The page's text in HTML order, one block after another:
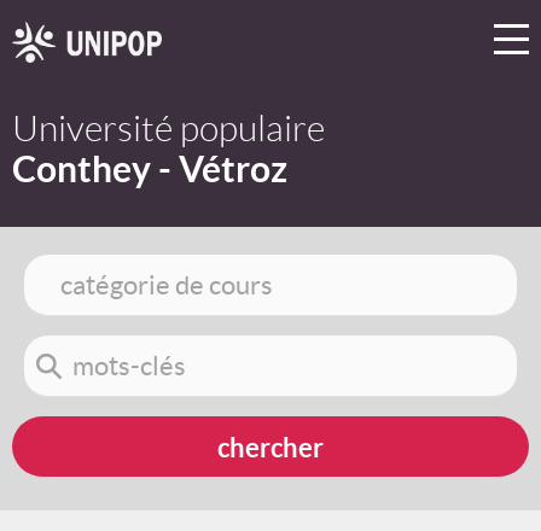
Université populaire
Conthey - Vétroz